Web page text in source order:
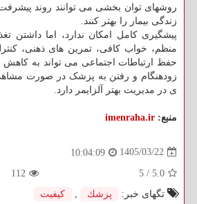
روشهای توان بخشی می توانند روند پیشرفت
زندگی بیمار را بهتر کنند.
پیشگیری کامل امکان ندارد، اما داشتن
منظم، خواب کافی، تمرین های ذهنی،
حفظ ارتباطات اجتماعی می تواند به
زودهنگام و رفتن به پزشک در صورت
ی در مدیریت بهتر آلزایمر دارد.
منبع: imenraha.ir
1405/03/22
10:04:09
5.0
/
5
112
تگهای خبر:
پزشك كیفیت